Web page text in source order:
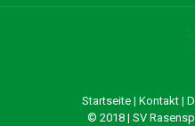
Startseite| Kontakt|
© 2018 | SV